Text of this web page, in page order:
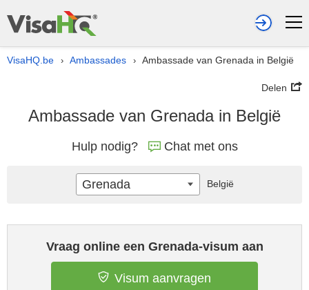
VisaHQ.be › Ambassades › Ambassade van Grenada in België
Delen
Ambassade van Grenada in België
Hulp nodig? Chat met ons
Vraag online een Grenada-visum aan
Visum aanvragen
Grenada België